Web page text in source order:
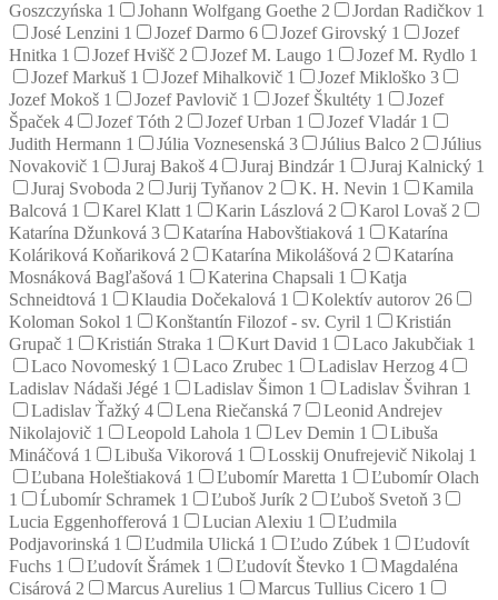
Goszczyńska 1 Johann Wolfgang Goethe 2 Jordan Radičkov 1
José Lenzini 1 Jozef Darmo 6 Jozef Girovský 1
Jozef
Hnitka 1 Jozef Hvišč 2 Jozef M. Laugo 1 Jozef M. Rydlo 1
Jozef Markuš 1 Jozef Mihalkovič 1 Jozef Mikloško 3
Jozef Mokoš 1 Jozef Pavlovič 1 Jozef Škultéty 1
Jozef
Špaček 4 Jozef Tóth 2 Jozef Urban 1 Jozef Vladár 1
Judith Hermann 1 Júlia Voznesenská 3 Július Balco 2
Július
Novakovič 1 Juraj Bakoš 4 Juraj Bindzár 1 Juraj Kalnický 1
Juraj Svoboda 2 Jurij Tyňanov 2 K. H. Nevin 1
Kamila
Balcová 1 Karel Klatt 1 Karin Lászlová 2 Karol Lovaš 2
Katarína Džunková 3 Katarína Habovštiaková 1
Katarína
Koláriková Koňariková 2 Katarína Mikolášová 2
Katarína
Mosnáková Bagľašová 1 Katerina Chapsali 1
Katja
Schneidtová 1 Klaudia Dočekalová 1 Kolektív autorov 26
Koloman Sokol 1 Konštantín Filozof - sv. Cyril 1
Kristián
Grupač 1 Kristián Straka 1 Kurt David 1 Laco Jakubčiak 1
Laco Novomeský 1 Laco Zrubec 1 Ladislav Herzog 4
Ladislav Nádaši Jégé 1 Ladislav Šimon 1 Ladislav Švihran 1
Ladislav Ťažký 4 Lena Riečanská 7
Leonid Andrejev
Nikolajovič 1 Leopold Lahola 1 Lev Demin 1
Libuša
Mináčová 1 Libuša Vikorová 1 Losskij Onufrejevič Nikolaj 1
Ľubana Holeštiaková 1 Ľubomír Maretta 1
Ľubomír Olach
1
Ĺubomír Schramek 1 Ľuboš Jurík 2 Ľuboš Svetoň 3
Lucia Eggenhofferová 1 Lucian Alexiu 1
Ľudmila
Podjavorinská 1 Ľudmila Ulická 1 Ľudo Zúbek 1
Ľudovít
Fuchs 1 Ľudovít Šrámek 1 Ľudovít Števko 1
Magdaléna
Cisárová 2 Marcus Aurelius 1 Marcus Tullius Cicero 1